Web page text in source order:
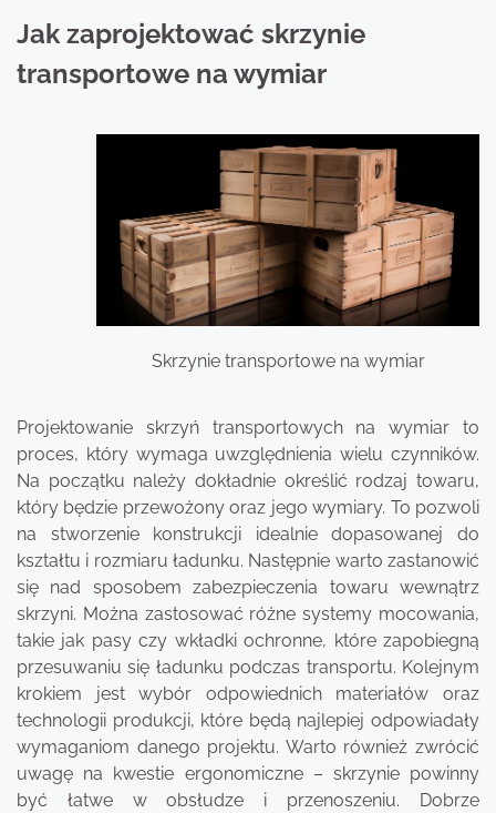
Jak zaprojektować skrzynie
transportowe na wymiar
Skrzynie transportowe na wymiar
Projektowanie skrzyń transportowych na wymiar to
proces, który wymaga uwzględnienia wielu czynników.
Na początku należy dokładnie określić rodzaj towaru,
który będzie przewożony oraz jego wymiary. To pozwoli
na stworzenie konstrukcji idealnie dopasowanej do
kształtu i rozmiaru ładunku. Następnie warto zastanowić
się nad sposobem zabezpieczenia towaru wewnątrz
skrzyni. Można zastosować różne systemy mocowania,
takie jak pasy czy wkładki ochronne, które zapobiegną
przesuwaniu się ładunku podczas transportu. Kolejnym
krokiem jest wybór odpowiednich materiałów oraz
technologii produkcji, które będą najlepiej odpowiadały
wymaganiom danego projektu. Warto również zwrócić
uwagę na kwestie ergonomiczne – skrzynie powinny
być łatwe w obsłudze i przenoszeniu. Dobrze